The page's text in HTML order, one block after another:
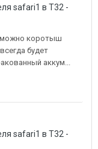
safari1 в T32 -
коротыш
будет
аккум...
safari1 в T32 -